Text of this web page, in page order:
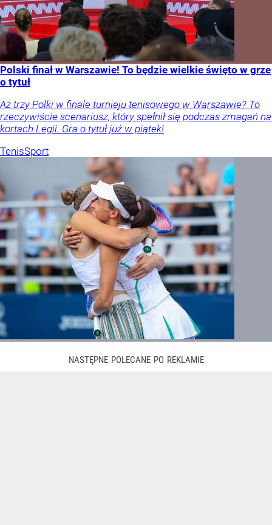
Polski finał w Warszawie! To będzie wielkie święto w grze
o tytuł
Aż trzy Polki w finale turnieju tenisowego w Warszawie? To
rzeczywiście scenariusz, który spełnił się podczas zmagań na
kortach Legii. Gra o tytuł już w piątek!
TenisSport